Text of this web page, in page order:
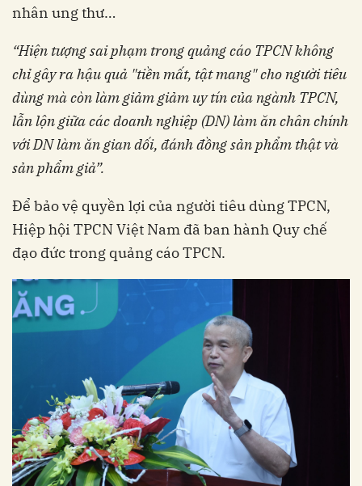
nhân ung thư…
“Hiện tượng sai phạm trong quảng cáo TPCN không
chỉ gây ra hậu quả "tiền mất, tật mang" cho người tiêu
dùng mà còn làm giảm giảm uy tín của ngành TPCN,
lẫn lộn giữa các doanh nghiệp (DN) làm ăn chân chính
với DN làm ăn gian dối, đánh đồng sản phẩm thật và
sản phẩm giả”.
Để bảo vệ quyền lợi của người tiêu dùng TPCN,
Hiệp hội TPCN Việt Nam đã ban hành Quy chế
đạo đức trong quảng cáo TPCN.